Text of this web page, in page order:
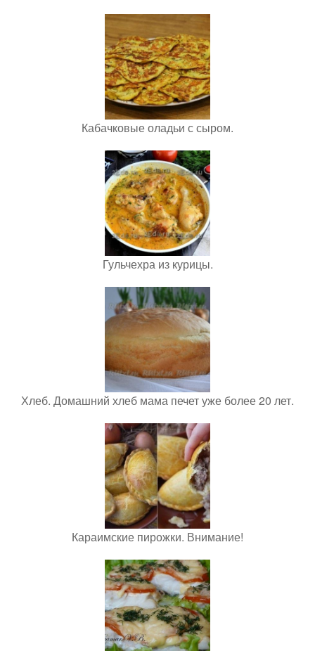
Кабачковые оладьи с сыром.
Гульчехра из курицы.
Хлеб. Домашний хлеб мама печет уже более 20 лет.
Караимские пирожки. Внимание!